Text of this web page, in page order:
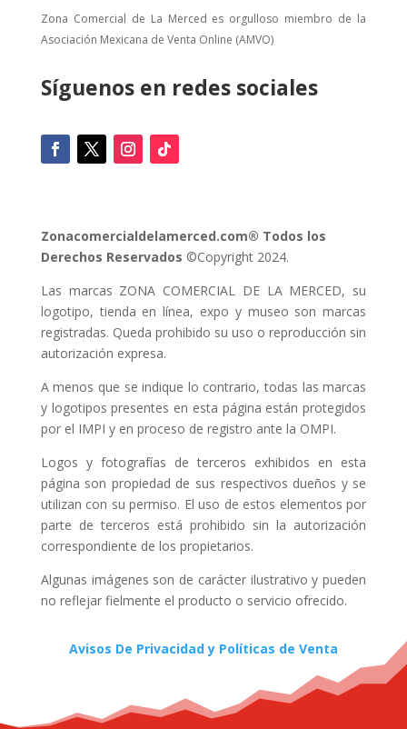
Zona Comercial de La Merced es orgulloso miembro de la
Asociación Mexicana de Venta Online (AMVO)
Síguenos en redes sociales
Zonacomercialdelamerced.com® Todos los
Derechos Reservados ©Copyright 2024.
Las marcas ZONA COMERCIAL DE LA MERCED, su
logotipo, tienda en línea, expo y museo son marcas
registradas. Queda prohibido su uso o reproducción sin
autorización expresa.
A menos que se indique lo contrario, todas las marcas
y logotipos presentes en esta página están protegidos
por el IMPI y en proceso de registro ante la OMPI.
Logos y fotografías de terceros exhibidos en esta
página son propiedad de sus respectivos dueños y se
utilizan con su permiso. El uso de estos elementos por
parte de terceros está prohibido sin la autorización
correspondiente de los propietarios.
Algunas imágenes son de carácter ilustrativo y pueden
no reflejar fielmente el producto o servicio ofrecido.
Avisos De Privacidad y Políticas de Venta